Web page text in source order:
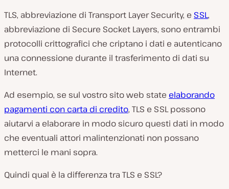
TLS, abbreviazione di Transport Layer Security, e SSL,
abbreviazione di Secure Socket Layers, sono entrambi
protocolli crittografici che criptano i dati e autenticano
una connessione durante il trasferimento di dati su
Internet.
Ad esempio, se sul vostro sito web state elaborando
pagamenti con carta di credito, TLS e SSL possono
aiutarvi a elaborare in modo sicuro questi dati in modo
che eventuali attori malintenzionati non possano
metterci le mani sopra.
Quindi qual è la differenza tra TLS e SSL?